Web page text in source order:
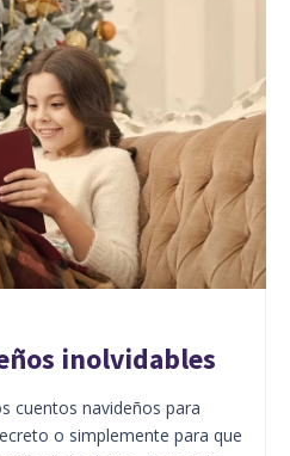
inolvidables
cuentos navideños para
o simplemente para que